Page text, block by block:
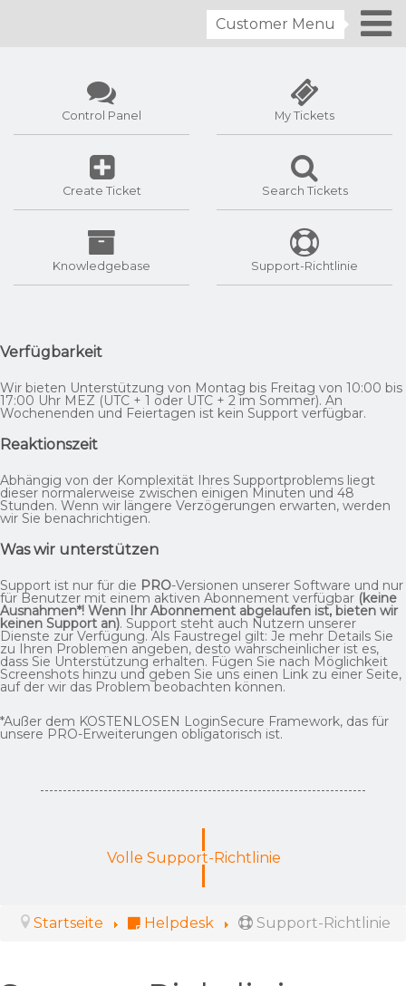
Customer Menu
Control Panel My Tickets
Create Ticket Search Tickets
Knowledgebase Support-Richtlinie
Verfügbarkeit
Wir bieten Unterstützung von Montag bis Freitag von 10:00 bis
17:00 Uhr MEZ (UTC + 1 oder UTC + 2 im Sommer). An
Wochenenden und Feiertagen ist kein Support verfügbar.
Reaktionszeit
Abhängig von der Komplexität Ihres Supportproblems liegt
dieser normalerweise zwischen einigen Minuten und 48
Stunden. Wenn wir längere Verzögerungen erwarten, werden
wir Sie benachrichtigen.
Was wir unterstützen
Support ist nur für die PRO-Versionen unserer Software und nur
für Benutzer mit einem aktiven Abonnement verfügbar (keine
Ausnahmen*! Wenn Ihr Abonnement abgelaufen ist, bieten wir
keinen Support an). Support steht auch Nutzern unserer
Dienste zur Verfügung. Als Faustregel gilt: Je mehr Details Sie
zu Ihren Problemen angeben, desto wahrscheinlicher ist es,
dass Sie Unterstützung erhalten. Fügen Sie nach Möglichkeit
Screenshots hinzu und geben Sie uns einen Link zu einer Seite,
auf der wir das Problem beobachten können.
*Außer dem KOSTENLOSEN LoginSecure Framework, das für
unsere PRO-Erweiterungen obligatorisch ist.
Volle Support-Richtlinie
Startseite Helpdesk Support-Richtlinie